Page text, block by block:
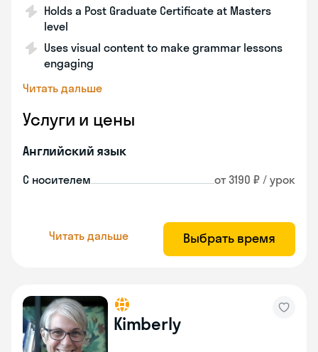
Holds a Post Graduate Certificate at Masters
level
Uses visual content to make grammar lessons
engaging
Читать дальше
Услуги и цены
Английский язык
С носителем от 3190 ₽ / урок
Читать дальше Выбрать время
Kimberly